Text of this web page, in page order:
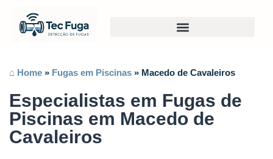
⌂ Home » Fugas em Piscinas » Macedo de Cavaleiros
Especialistas em Fugas de
Piscinas em Macedo de
Cavaleiros